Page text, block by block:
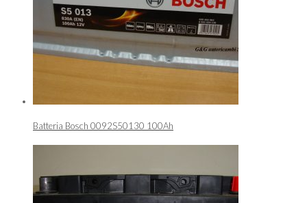
Batteria Bosch 0092S50130 100Ah